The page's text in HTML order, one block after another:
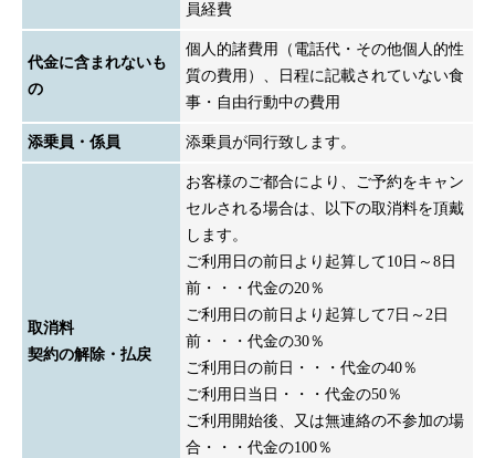
員経費
代金に含まれないも
の
個人的諸費用（電話代・その他個人的性
質の費用）、日程に記載されていない食
事・自由行動中の費用
添乗員・係員 添乗員が同行致します。
取消料
契約の解除・払戻
お客様のご都合により、ご予約をキャン
セルされる場合は、以下の取消料を頂戴
します。
ご利用日の前日より起算して10日～8日
前・・・代金の20％
ご利用日の前日より起算して7日～2日
前・・・代金の30％
ご利用日の前日・・・代金の40％
ご利用日当日・・・代金の50％
ご利用開始後、又は無連絡の不参加の場
合・・・代金の100％